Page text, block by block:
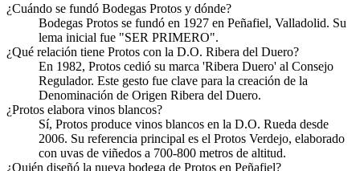
¿Cuándo se fundó Bodegas Protos y dónde?
Bodegas Protos se fundó en 1927 en Peñafiel, Valladolid. Su
lema inicial fue "SER PRIMERO".
¿Qué relación tiene Protos con la D.O. Ribera del Duero?
En 1982, Protos cedió su marca 'Ribera Duero' al Consejo
Regulador. Este gesto fue clave para la creación de la
Denominación de Origen Ribera del Duero.
¿Protos elabora vinos blancos?
Sí, Protos produce vinos blancos en la D.O. Rueda desde
2006. Su referencia principal es el Protos Verdejo, elaborado
con uvas de viñedos a 700-800 metros de altitud.
¿Quién diseñó la nueva bodega de Protos en Peñafiel?